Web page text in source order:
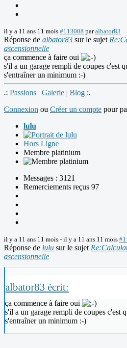
il y a 11 ans 11 mois #113008 paralbator83
Réponse de albator83 sur le sujet
ascensionnelle
ça commence à faire oui
s'il a un garage rempli de coupes c'est
s'entraîner un minimum :-)
.: Passions | Galerie | Blog :.
Connexion ou Créer un compte pour
lulu
Hors Ligne
Membre platinium
Messages : 3121
Remerciements reçus 97
il y a 11 ans 11 mois - il y a 11 ans 11 mois
Réponse de lulu sur le sujet
ascensionnelle
albator83 écrit:
ça commence à faire oui
s'il a un garage rempli de coupes c'est
s'entraîner un minimum :-)